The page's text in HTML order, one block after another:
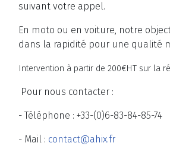
suivant votre appel.
En moto ou en voiture, notre
dans la rapidité pour une qualité
Intervention à partir de 200€HT sur la
Pour nous contacter :
- Téléphone : +33-(0)6-83-84-85-74
- Mail : contact@ahix.fr